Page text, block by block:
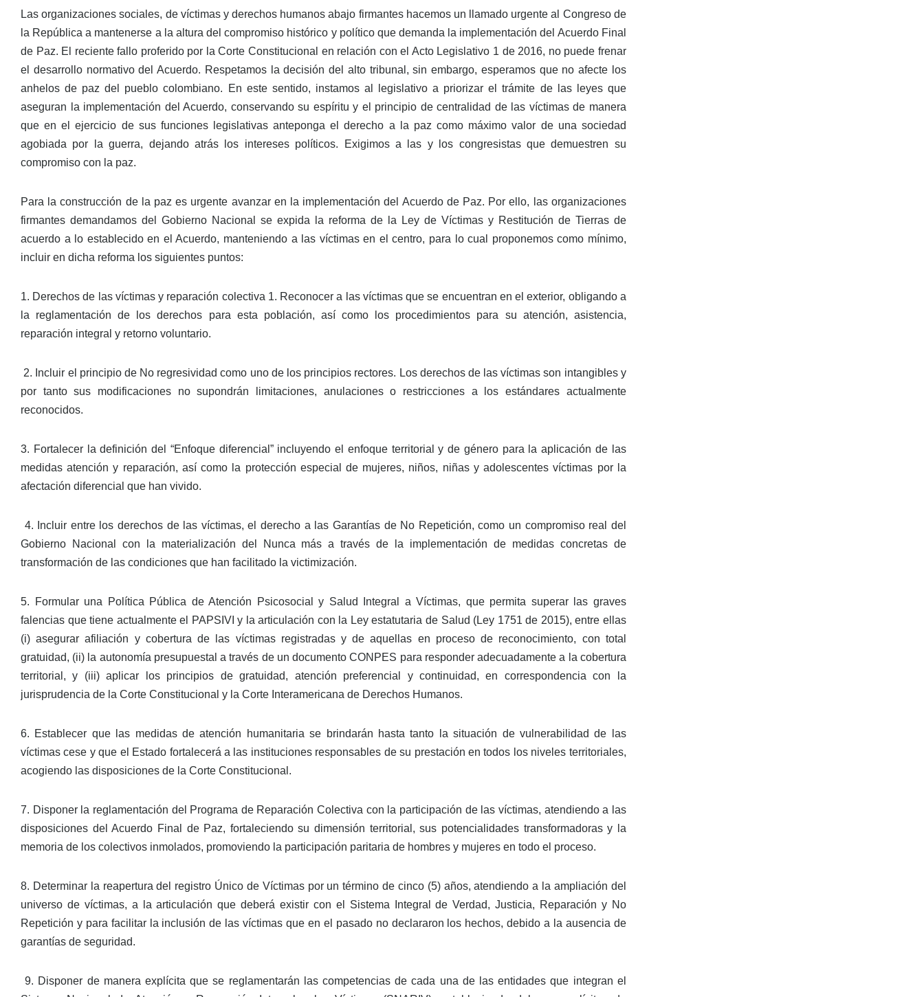
Las organizaciones sociales, de víctimas y derechos humanos abajo firmantes hacemos un llamado urgente al Congreso de
la República a mantenerse a la altura del compromiso histórico y político que demanda la implementación del Acuerdo Final
de Paz. El reciente fallo proferido por la Corte Constitucional en relación con el Acto Legislativo 1 de 2016, no puede frenar
el desarrollo normativo del Acuerdo. Respetamos la decisión del alto tribunal, sin embargo, esperamos que no afecte los
anhelos de paz del pueblo colombiano. En este sentido, instamos al legislativo a priorizar el trámite de las leyes que
aseguran la implementación del Acuerdo, conservando su espíritu y el principio de centralidad de las víctimas de manera
que en el ejercicio de sus funciones legislativas anteponga el derecho a la paz como máximo valor de una sociedad
agobiada por la guerra, dejando atrás los intereses políticos. Exigimos a las y los congresistas que demuestren su
compromiso con la paz.
Para la construcción de la paz es urgente avanzar en la implementación del Acuerdo de Paz. Por ello, las organizaciones
firmantes demandamos del Gobierno Nacional se expida la reforma de la Ley de Víctimas y Restitución de Tierras de
acuerdo a lo establecido en el Acuerdo, manteniendo a las víctimas en el centro, para lo cual proponemos como mínimo,
incluir en dicha reforma los siguientes puntos:
1. Derechos de las víctimas y reparación colectiva 1. Reconocer a las víctimas que se encuentran en el exterior, obligando a
la reglamentación de los derechos para esta población, así como los procedimientos para su atención, asistencia,
reparación integral y retorno voluntario.
2. Incluir el principio de No regresividad como uno de los principios rectores. Los derechos de las víctimas son intangibles y
por tanto sus modificaciones no supondrán limitaciones, anulaciones o restricciones a los estándares actualmente
reconocidos.
3. Fortalecer la definición del “Enfoque diferencial” incluyendo el enfoque territorial y de género para la aplicación de las
medidas atención y reparación, así como la protección especial de mujeres, niños, niñas y adolescentes víctimas por la
afectación diferencial que han vivido.
4. Incluir entre los derechos de las víctimas, el derecho a las Garantías de No Repetición, como un compromiso real del
Gobierno Nacional con la materialización del Nunca más a través de la implementación de medidas concretas de
transformación de las condiciones que han facilitado la victimización.
5. Formular una Política Pública de Atención Psicosocial y Salud Integral a Víctimas, que permita superar las graves
falencias que tiene actualmente el PAPSIVI y la articulación con la Ley estatutaria de Salud (Ley 1751 de 2015), entre ellas
(i) asegurar afiliación y cobertura de las víctimas registradas y de aquellas en proceso de reconocimiento, con total
gratuidad, (ii) la autonomía presupuestal a través de un documento CONPES para responder adecuadamente a la cobertura
territorial, y (iii) aplicar los principios de gratuidad, atención preferencial y continuidad, en correspondencia con la
jurisprudencia de la Corte Constitucional y la Corte Interamericana de Derechos Humanos.
6. Establecer que las medidas de atención humanitaria se brindarán hasta tanto la situación de vulnerabilidad de las
víctimas cese y que el Estado fortalecerá a las instituciones responsables de su prestación en todos los niveles territoriales,
acogiendo las disposiciones de la Corte Constitucional.
7. Disponer la reglamentación del Programa de Reparación Colectiva con la participación de las víctimas, atendiendo a las
disposiciones del Acuerdo Final de Paz, fortaleciendo su dimensión territorial, sus potencialidades transformadoras y la
memoria de los colectivos inmolados, promoviendo la participación paritaria de hombres y mujeres en todo el proceso.
8. Determinar la reapertura del registro Único de Víctimas por un término de cinco (5) años, atendiendo a la ampliación del
universo de víctimas, a la articulación que deberá existir con el Sistema Integral de Verdad, Justicia, Reparación y No
Repetición y para facilitar la inclusión de las víctimas que en el pasado no declararon los hechos, debido a la ausencia de
garantías de seguridad.
9. Disponer de manera explícita que se reglamentarán las competencias de cada una de las entidades que integran el